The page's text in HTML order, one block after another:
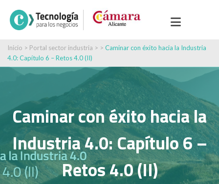
Inicio > Portal sector industria > > Caminar con éxito hacia la Industria
4.0: Capítulo 6 – Retos 4.0 (II)
Caminar con éxito hacia la
Industria 4.0: Capítulo 6 –
Retos 4.0 (II)